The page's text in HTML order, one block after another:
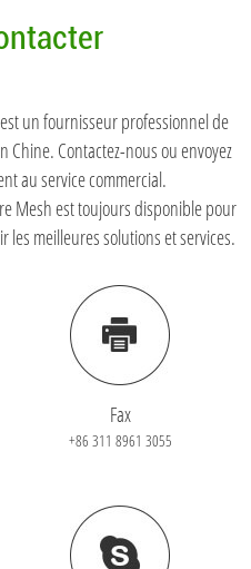
un fournisseur professionnel de
Contactez-nous ou envoyez
au service commercial.
Mesh est toujours disponible pour
les meilleures solutions et services.
Fax
+86 311 8961 3055